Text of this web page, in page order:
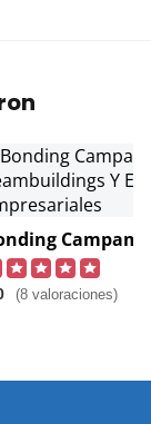
(8 valoraciones)